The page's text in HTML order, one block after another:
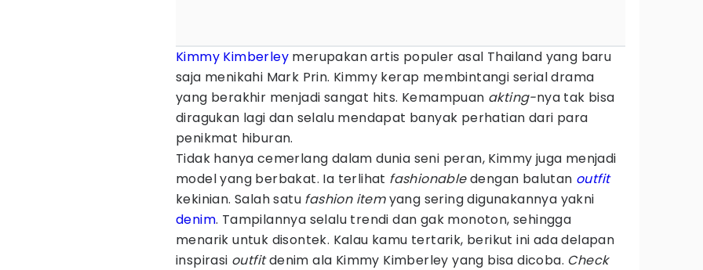
Kimmy Kimberley merupakan artis populer asal Thailand yang baru
saja menikahi Mark Prin. Kimmy kerap membintangi serial drama
yang berakhir menjadi sangat hits. Kemampuan akting-nya tak bisa
diragukan lagi dan selalu mendapat banyak perhatian dari para
penikmat hiburan.
Tidak hanya cemerlang dalam dunia seni peran, Kimmy juga menjadi
model yang berbakat. Ia terlihat fashionabledengan balutan outfit
kekinian. Salah satu fashion itemyang sering digunakannya yakni
denim. Tampilannya selalu trendi dan gak monoton, sehingga
menarik untuk disontek. Kalau kamu tertarik, berikut ini ada delapan
inspirasi outfitdenim ala Kimmy Kimberley yang bisa dicoba. Check